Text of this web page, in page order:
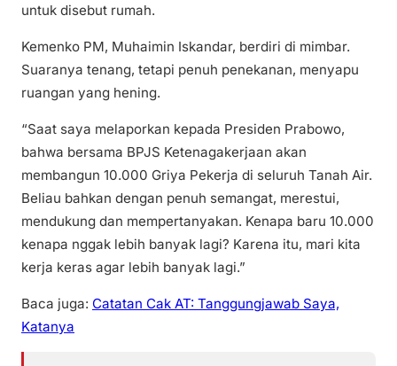
untuk disebut rumah.
Kemenko PM, Muhaimin Iskandar, berdiri di mimbar.
Suaranya tenang, tetapi penuh penekanan, menyapu
ruangan yang hening.
“Saat saya melaporkan kepada Presiden Prabowo,
bahwa bersama BPJS Ketenagakerjaan akan
membangun 10.000 Griya Pekerja di seluruh Tanah Air.
Beliau bahkan dengan penuh semangat, merestui,
mendukung dan mempertanyakan. Kenapa baru 10.000
kenapa nggak lebih banyak lagi? Karena itu, mari kita
kerja keras agar lebih banyak lagi.”
Baca juga: Catatan Cak AT: Tanggungjawab Saya,
Katanya